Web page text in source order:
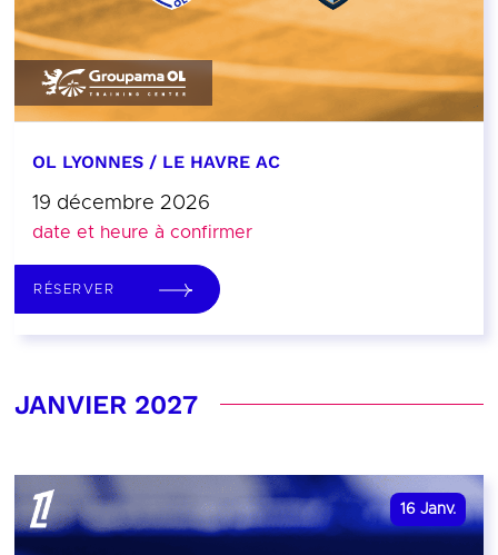
OL LYONNES / LE HAVRE AC
19 décembre 2026
date et heure à confirmer
RÉSERVER
JANVIER 2027
16 Janv.